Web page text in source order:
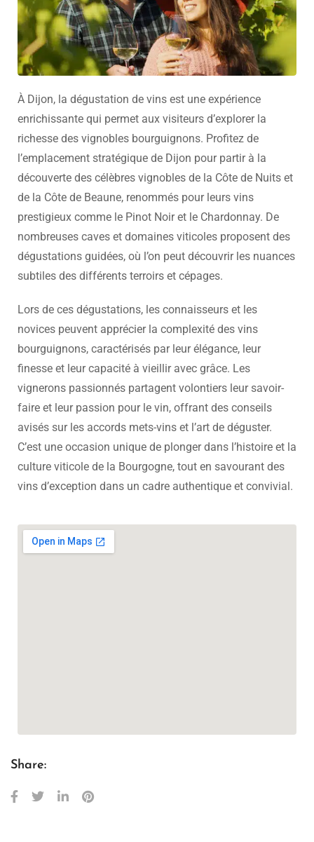
À Dijon, la dégustation de vins est une expérience
enrichissante qui permet aux visiteurs d’explorer la
richesse des vignobles bourguignons. Profitez de
l’emplacement stratégique de Dijon pour partir à la
découverte des célèbres vignobles de la Côte de Nuits et
de la Côte de Beaune, renommés pour leurs vins
prestigieux comme le Pinot Noir et le Chardonnay. De
nombreuses caves et domaines viticoles proposent des
dégustations guidées, où l’on peut découvrir les nuances
subtiles des différents terroirs et cépages.
Lors de ces dégustations, les connaisseurs et les
novices peuvent apprécier la complexité des vins
bourguignons, caractérisés par leur élégance, leur
finesse et leur capacité à vieillir avec grâce. Les
vignerons passionnés partagent volontiers leur savoir-
faire et leur passion pour le vin, offrant des conseils
avisés sur les accords mets-vins et l’art de déguster.
C’est une occasion unique de plonger dans l’histoire et la
culture viticole de la Bourgogne, tout en savourant des
vins d’exception dans un cadre authentique et convivial.
Share: